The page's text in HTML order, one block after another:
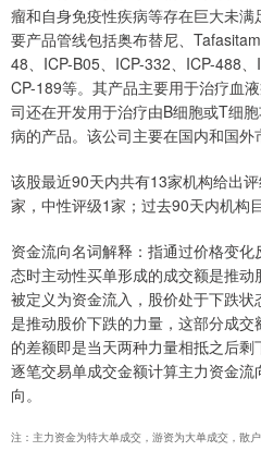
瘤和自身免疫性疾病等存在巨大未
要产品管线包括奥布替尼、
48、ICP-B05、ICP-332、ICP-488
CP-189等。其产品主要用于治疗血
司还在开发用于治疗由B细胞或T细
病的产品。该公司主要在国内和国外
该股最近90天内共有13家机构给出
家，中性评级1家；过去90天内机构
资金流向名词解释：指通过价格变
态时主动性买单形成的成交额是推
被定义为资金流入，股价处于下跌
是推动股价下跌的力量，这部分成
的差额即是当天两种力量相抵之后
逐笔交易单成交金额计算主力资金
向。
注：主力资金为特大单成交，游资为大单成交，散